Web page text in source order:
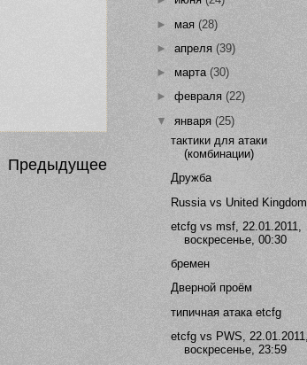
Предыдущее
►мая(28)
►апреля(39)
►марта(30)
►февраля (22)
▼января(25)
тактики для атаки
(комбинации)
Дружба
Russia vs United Kingdom
etcfg vs msf, 22.01.2011,
воскресенье, 00:30
бремен
Дверной проём
типичная атака etcfg
etcfg vs PWS, 22.01.2011,
воскресенье, 23:59